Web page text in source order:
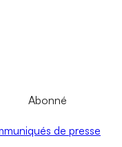
Abonné
de presse